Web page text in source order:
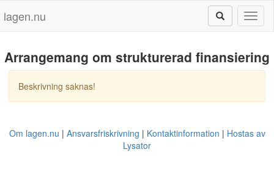
lagen.nu
Arrangemang om strukturerad finansiering
Beskrivning saknas!
Om lagen.nu Ansvarsfriskrivning Kontaktinformation
Hostas av
Lysator